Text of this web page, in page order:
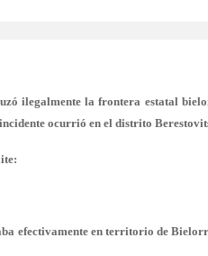
ilegalmente la frontera estatal
ocurrió en el distrito
efectivamente en territorio de